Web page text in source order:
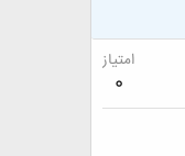
امتیاز
0